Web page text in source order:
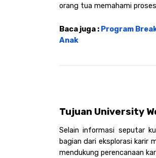
orang tua memahami
Baca juga : Program
Anak
Tujuan University
Selain informasi seputar
bagian dari eksplorasi
mendukung perencanaan